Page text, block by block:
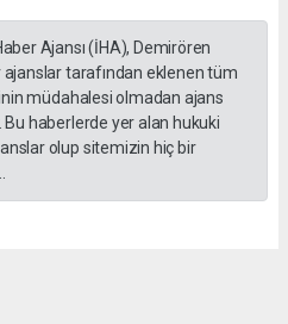
Ajansı (İHA), Demirören
ajanslar tarafından eklenen tüm
müdahalesi olmadan ajans
haberlerde yer alan hukuki
olup sitemizin hiç bir